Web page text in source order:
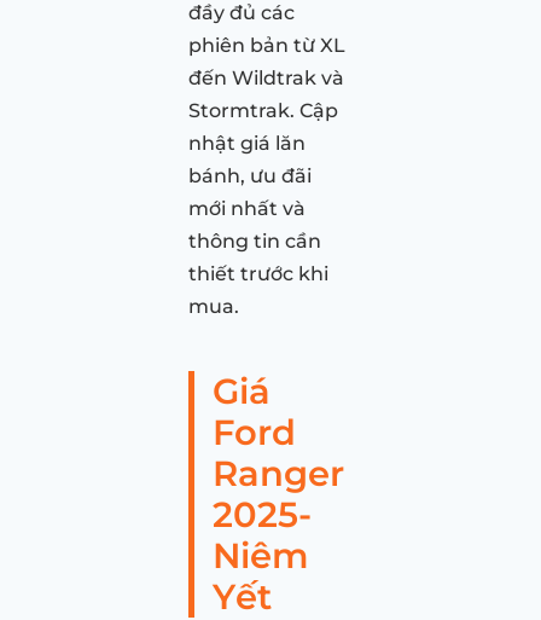
đầy đủ các
phiên bản từ XL
đến Wildtrak và
Stormtrak. Cập
nhật giá lăn
bánh, ưu đãi
mới nhất và
thông tin cần
thiết trước khi
mua.
Giá
Ford
Ranger
2025-
Niêm
Yết